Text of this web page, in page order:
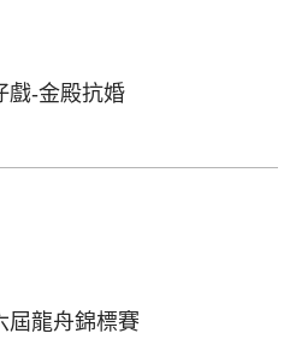
戲-金殿抗婚
屆龍舟錦標賽